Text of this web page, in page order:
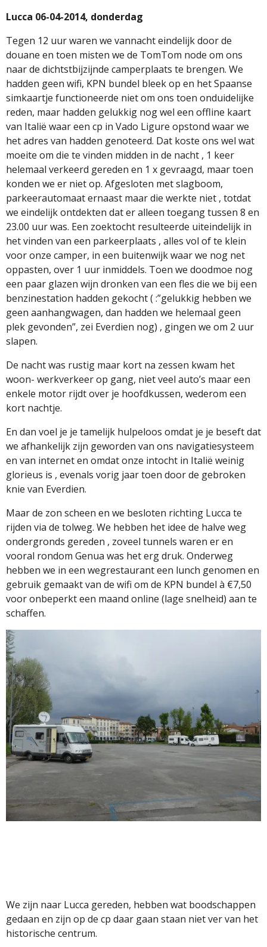
Lucca 06-04-2014, donderdag
Tegen 12 uur waren we vannacht eindelijk door de
douane en toen misten we de TomTom node om ons
naar de dichtstbijzijnde camperplaats te brengen. We
hadden geen wifi, KPN bundel bleek op en het Spaanse
simkaartje functioneerde niet om ons toen onduidelijke
reden, maar hadden gelukkig nog wel een offline kaart
van Italië waar een cp in Vado Ligure opstond waar we
het adres van hadden genoteerd. Dat koste ons wel wat
moeite om die te vinden midden in de nacht , 1 keer
helemaal verkeerd gereden en 1 x gevraagd, maar toen
konden we er niet op. Afgesloten met slagboom,
parkeerautomaat ernaast maar die werkte niet , totdat
we eindelijk ontdekten dat er alleen toegang tussen 8 en
23.00 uur was. Een zoektocht resulteerde uiteindelijk in
het vinden van een parkeerplaats , alles vol of te klein
voor onze camper, in een buitenwijk waar we nog net
oppasten, over 1 uur inmiddels. Toen we doodmoe nog
een paar glazen wijn dronken van een fles die we bij een
benzinestation hadden gekocht ( :”gelukkig hebben we
geen aanhangwagen, dan hadden we helemaal geen
plek gevonden”, zei Everdien nog) , gingen we om 2 uur
slapen.
De nacht was rustig maar kort na zessen kwam het
woon- werkverkeer op gang, niet veel auto’s maar een
enkele motor rijdt over je hoofdkussen, wederom een
kort nachtje.
En dan voel je je tamelijk hulpeloos omdat je je beseft dat
we afhankelijk zijn geworden van ons navigatiesysteem
en van internet en omdat onze intocht in Italië weinig
glorieus is , evenals vorig jaar toen door de gebroken
knie van Everdien.
Maar de zon scheen en we besloten richting Lucca te
rijden via de tolweg. We hebben het idee de halve weg
ondergronds gereden , zoveel tunnels waren er en
vooral rondom Genua was het erg druk. Onderweg
hebben we in een wegrestaurant een lunch genomen en
gebruik gemaakt van de wifi om de KPN bundel à €7,50
voor onbeperkt een maand online (lage snelheid) aan te
schaffen.
We zijn naar Lucca gereden, hebben wat boodschappen
gedaan en zijn op de cp daar gaan staan niet ver van het
historische centrum.